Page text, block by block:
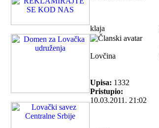
klaja
Lovčina
Upisa: 1332
Pristupio:
10.03.2011. 21:02